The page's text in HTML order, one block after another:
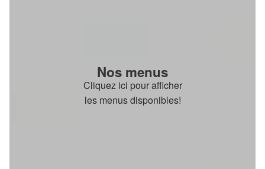
Nos menus
Cliquez ici pour afficher
les menus disponibles!